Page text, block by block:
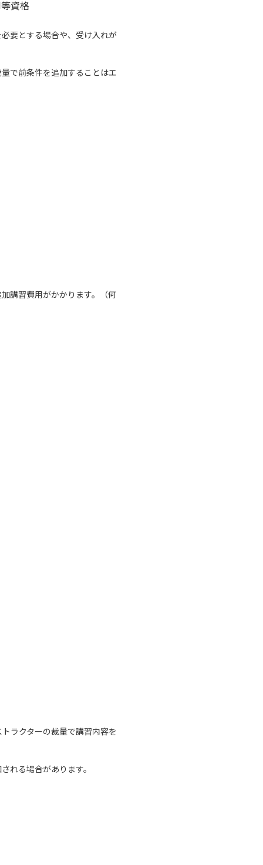
資格
要とする場合や、受け入れが
で前条件を追加することはエ
講習費用がかかります。（何
ラクターの裁量で講習内容を
れる場合があります。